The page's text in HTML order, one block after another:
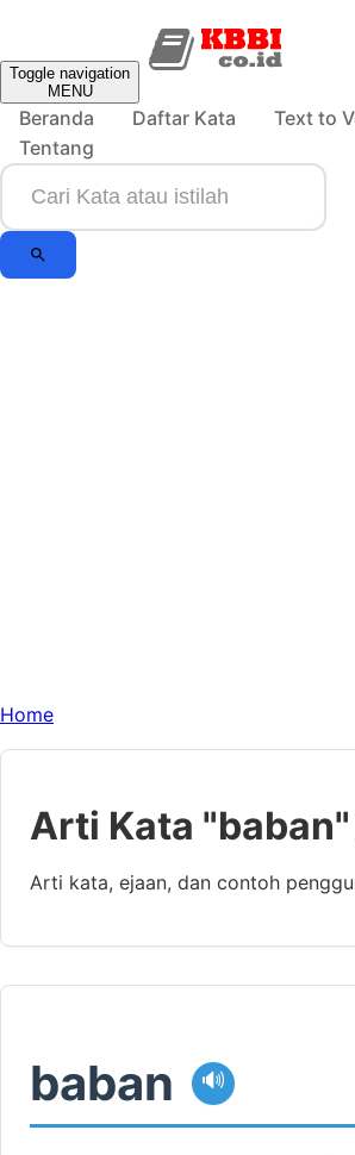
Toggle navigation
MENU
Beranda Daftar Kata
Text to
Tentang
Home
Arti Kata
Arti kata, ejaan, dan contoh
baban 🔊